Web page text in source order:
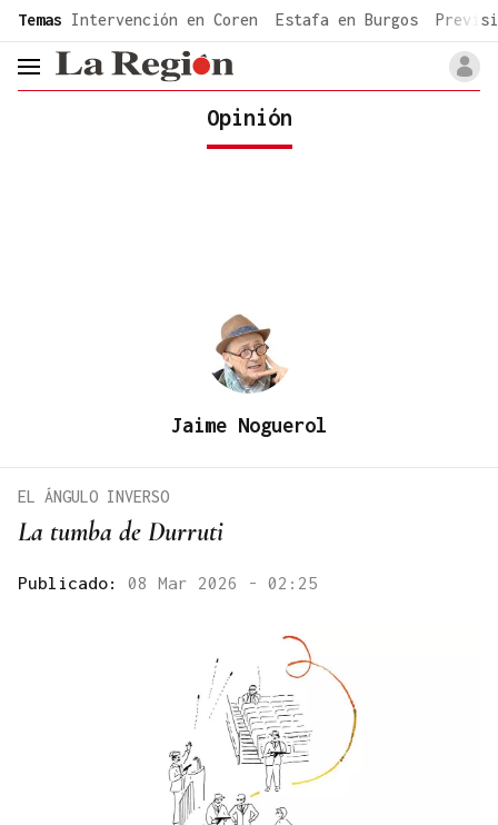
common.go-to-content
Temas Intervención en Coren Estafa en Burgos
header.menu.open
Opinión
Jaime Noguerol
La tumba de Durruti
EL ÁNGULO INVERSO
Publicado: 08 Mar 2026 - 02:25